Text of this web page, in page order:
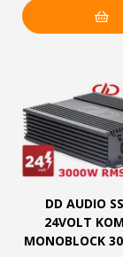
DD AUDIO
24VOLT
MONOBLOCK